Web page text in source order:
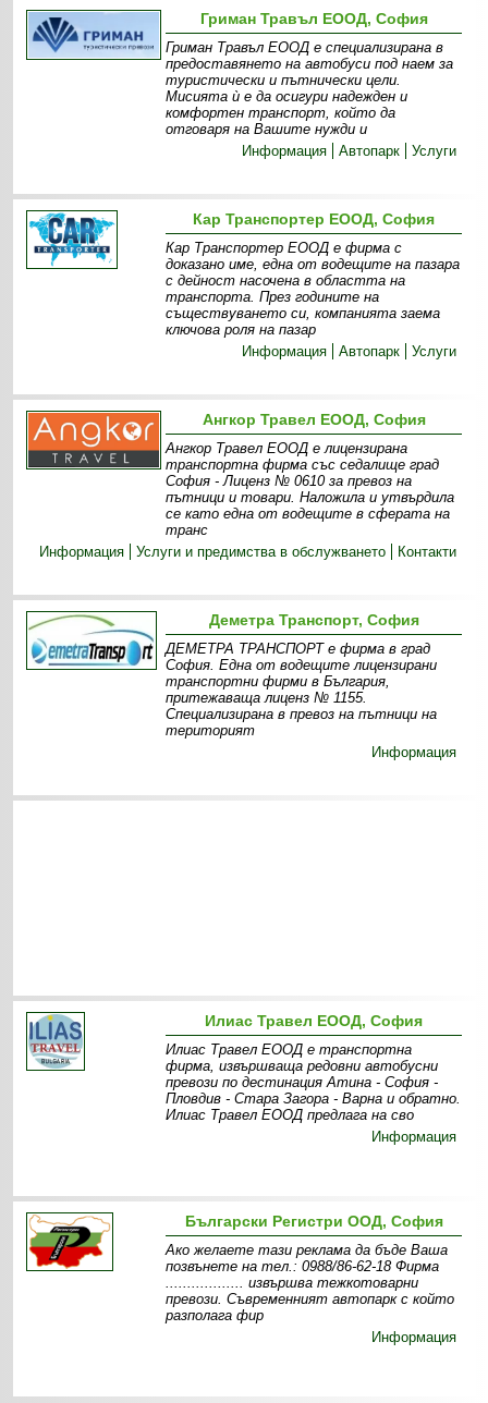
Гриман Травъл ЕООД, София
Гриман Травъл ЕООД е специализирана в
предоставянето на автобуси под наем за
туристически и пътнически цели.
Мисията ѝ е да осигури надежден и
комфортен транспорт, който да
отговаря на Вашите нужди и
Информация
Автопарк Услуги
Кар Транспортер ЕООД, София
Кар Транспортер ЕООД е фирма с
доказано име, една от водещите на пазара
с дейност насочена в областта на
транспорта. През годините на
съществуването си, компанията заема
ключова роля на пазар
Информация
Автопарк Услуги
Ангкор Травел ЕООД, София
Ангкор Травел ЕООД е лицензирана
транспортна фирма със седалище град
София - Лиценз № 0610 за превоз на
пътници и товари. Наложила и утвърдила
се като една от водещите в сферата на
транс
Информация
Услуги и предимства в обслужването Контакти
Деметра Транспорт, София
ДЕМЕТРА ТРАНСПОРТ е фирма в град
София. Една от водещите лицензирани
транспортни фирми в България,
притежаваща лиценз № 1155.
Специализирана в превоз на пътници на
територият
Информация
Илиас Травел ЕООД, София
Илиас Травел ЕООД е транспортна
фирма, извършваща редовни автобусни
превози по дестинация Атина - София -
Пловдив - Стара Загора - Варна и обратно.
Илиас Травел ЕООД предлага на сво
Информация
Български Регистри ООД, София
Ако желаете тази реклама да бъде Ваша
позвънете на тел.: 0988/86-62-18 Фирма
.................. извършва тежкотоварни
превози. Съвременният автопарк с който
разполага фир
Информация